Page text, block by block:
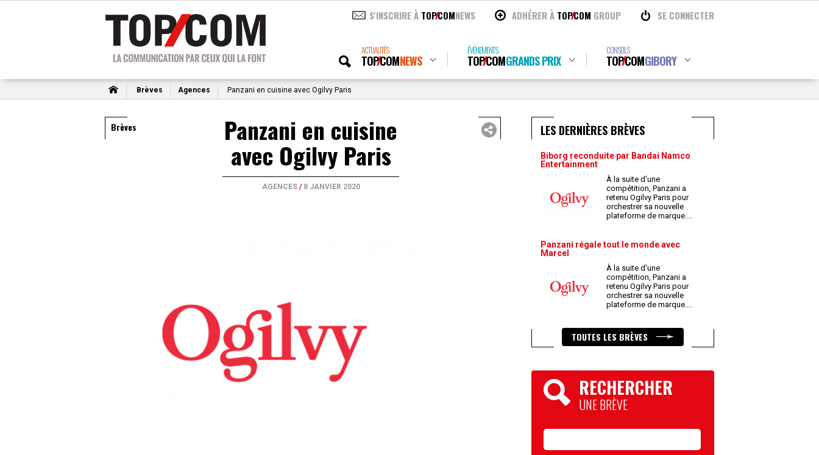
S'INSCRIRE À TOPCOMNEWS ADHÉRER À TOPCOM GROUP SE CONNECTER
ACTUALITÉS
TOPCOMNEWS
ÉVÉNEMENTS
TOPCOMGRANDS PRIX
CONSEILS
TOPCOMGIBORY
Brèves Agences Panzani en cuisine avec Ogilvy Paris
Brèves Panzani en cuisine
avec Ogilvy Paris
AGENCES/ 8 JANVIER 2020
LES DERNIÈRES BRÈVES
Biborg reconduite par Bandai Namco
Entertainment
À la suite d'une
compétition, Panzani a
retenu Ogilvy Paris pour
orchestrer sa nouvelle
plateforme de marque....
Panzani régale tout le monde avec
Marcel
À la suite d'une
compétition, Panzani a
retenu Ogilvy Paris pour
orchestrer sa nouvelle
plateforme de marque....
TOUTES LES BRÈVES
RECHERCHER
UNE BRÈVE